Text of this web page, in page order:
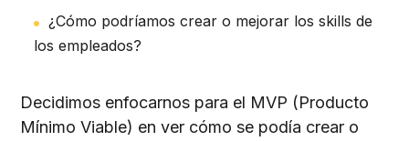
¿Cómo podríamos crear o mejorar los skills de
los empleados?
Decidimos enfocarnos para el MVP (Producto
Mínimo Viable) en ver cómo se podía crear o